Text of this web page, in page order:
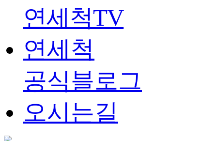
연세척TV
연세척
공식블로그
오시는길